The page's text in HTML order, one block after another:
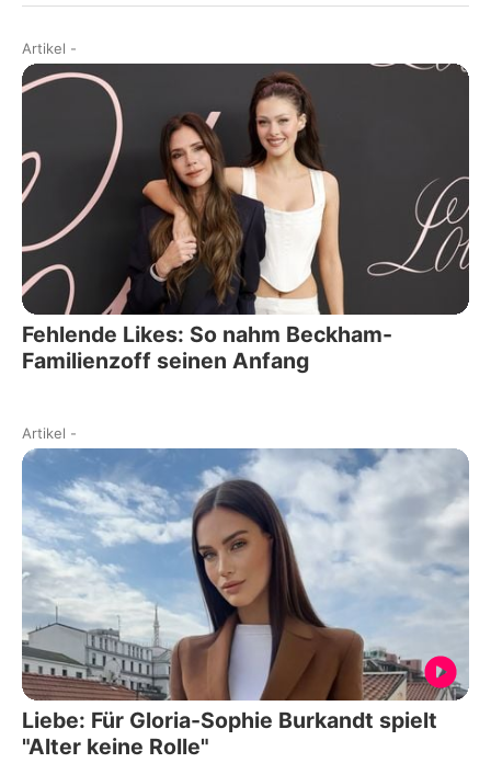
Artikel -
Fehlende Likes: So nahm Beckham-
Familienzoff seinen Anfang
Artikel -
Liebe: Für Gloria-Sophie Burkandt spielt
"Alter keine Rolle"